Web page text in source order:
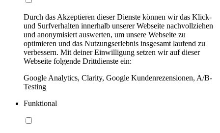
Durch das Akzeptieren dieser Dienste können wir das Klick-
und Surfverhalten innerhalb unserer Webseite nachvollziehen
und anonymisiert auswerten, um unsere Webseite zu
optimieren und das Nutzungserlebnis insgesamt laufend zu
verbessern. Mit deiner Einwilligung setzen wir auf dieser
Webseite folgende Drittdienste ein:
Google Analytics, Clarity, Google Kundenrezensionen, A/B-
Testing
Funktional